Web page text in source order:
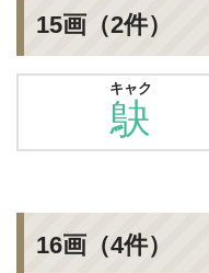
15画（2件）
鴃
キャク
16画（4件）